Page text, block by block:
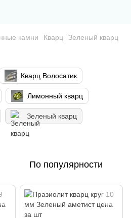
камни Кварц Зеленый кварц
Кварц Волосатик
Лимонный кварц
Зеленый кварц
По популярности